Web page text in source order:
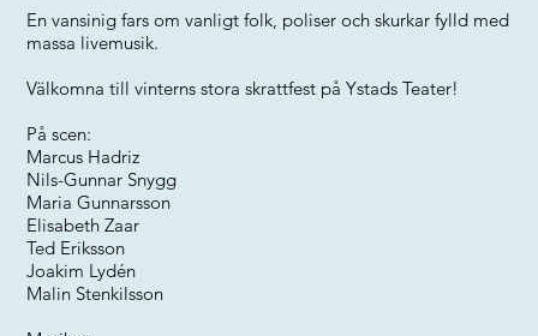
En vansinig fars om vanligt folk, poliser och skurkar fylld med
massa livemusik.
Välkomna till vinterns stora skrattfest på Ystads Teater!
På scen:
Marcus Hadriz
Nils-Gunnar Snygg
Maria Gunnarsson
Elisabeth Zaar
Ted Eriksson
Joakim Lydén
Malin Stenkilsson